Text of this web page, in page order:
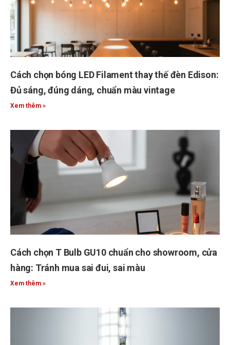
Cách chọn bóng LED Filament thay thế đèn Edison:
Đủ sáng, đúng dáng, chuẩn màu vintage
Xem thêm »
Cách chọn T Bulb GU10 chuẩn cho showroom, cửa
hàng: Tránh mua sai đui, sai màu
Xem thêm »